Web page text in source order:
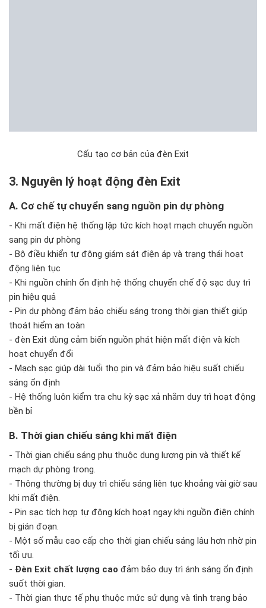
Cấu tạo cơ bản của đèn Exit
3. Nguyên lý hoạt động đèn Exit
A. Cơ chế tự chuyển sang nguồn pin dự phòng
- Khi mất điện hệ thống lập tức kích hoạt mạch chuyển nguồn
sang pin dự phòng
- Bộ điều khiển tự động giám sát điện áp và trạng thái hoạt
động liên tục
- Khi nguồn chính ổn định hệ thống chuyển chế độ sạc duy trì
pin hiệu quả
- Pin dự phòng đảm bảo chiếu sáng trong thời gian thiết giúp
thoát hiểm an toàn
- đèn Exit dùng cảm biến nguồn phát hiện mất điện và kích
hoạt chuyển đổi
- Mạch sạc giúp dài tuổi thọ pin và đảm bảo hiệu suất chiếu
sáng ổn định
- Hệ thống luôn kiểm tra chu kỳ sạc xả nhằm duy trì hoạt động
bền bỉ
B. Thời gian chiếu sáng khi mất điện
- Thời gian chiếu sáng phụ thuộc dung lượng pin và thiết kế
mạch dự phòng trong.
- Thông thường bị duy trì chiếu sáng liên tục khoảng vài giờ sau
khi mất điện.
- Pin sạc tích hợp tự động kích hoạt ngay khi nguồn điện chính
bị gián đoạn.
- Một số mẫu cao cấp cho thời gian chiếu sáng lâu hơn nhờ pin
tối ưu.
- Đèn Exit chất lượng cao đảm bảo duy trì ánh sáng ổn định
suốt thời gian.
- Thời gian thực tế phụ thuộc mức sử dụng và tình trạng bảo